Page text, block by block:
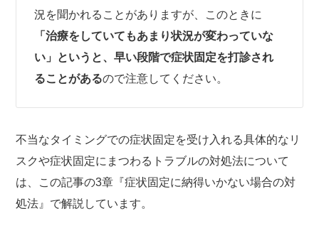
況を聞かれることがありますが、このときに
「治療をしていてもあまり状況が変わっていな
い」というと、早い段階で症状固定を打診され
ることがあるので注意してください。
不当なタイミングでの症状固定を受け入れる具体的なリ
スクや症状固定にまつわるトラブルの対処法について
は、この記事の3章『症状固定に納得いかない場合の対
処法』で解説しています。